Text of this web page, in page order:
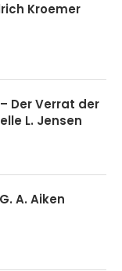
Kroemer
Der Verrat der
L. Jensen
A. Aiken